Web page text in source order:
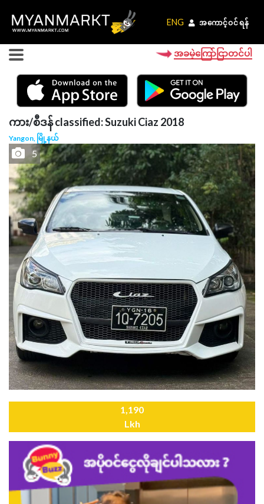
ENG အကောင့်ဝင်ရန်
ENG အကောင့်ဝင်ရန်
အခမဲ့ကြော်ငြာတင်ပါ
ကား/စီဒန် classified: Suzuki Ciaz 2018
Yangon, မြို့နယ်
5
1,190
Lkh